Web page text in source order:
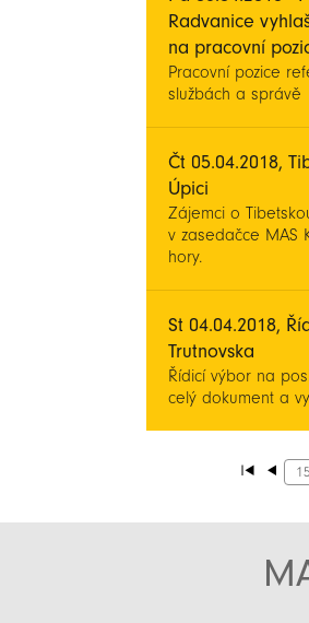
Radvanice
na pracovní
Pracovní pozice
službách a správě
Čt 05.04.2018,
Úpici
Zájemci o
v zasedačce MAS
hory.
St 04.04.2018,
Trutnovska
Řídicí výbor na
celý dokument a